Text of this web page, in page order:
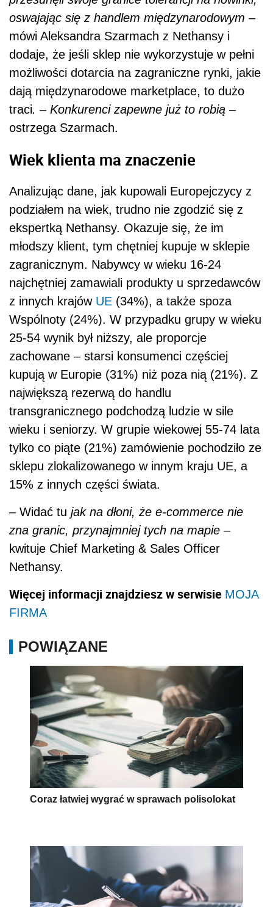
oswajając się z handlem międzynarodowym –
mówi Aleksandra Szarmach z Nethansy i
dodaje, że jeśli sklep nie wykorzystuje w pełni
możliwości dotarcia na zagraniczne rynki, jakie
dają międzynarodowe marketplace, to dużo
traci. – Konkurenci zapewne już to robią –
ostrzega Szarmach.
Wiek klienta ma znaczenie
Analizując dane, jak kupowali Europejczycy z
podziałem na wiek, trudno nie zgodzić się z
ekspertką Nethansy. Okazuje się, że im
młodszy klient, tym chętniej kupuje w sklepie
zagranicznym. Nabywcy w wieku 16-24
najchętniej zamawiali produkty u sprzedawców
z innych krajów UE (34%), a także spoza
Wspólnoty (24%). W przypadku grupy w wieku
25-54 wynik był niższy, ale proporcje
zachowane – starsi konsumenci częściej
kupują w Europie (31%) niż poza nią (21%). Z
największą rezerwą do handlu
transgranicznego podchodzą ludzie w sile
wieku i seniorzy. W grupie wiekowej 55-74 lata
tylko co piąte (21%) zamówienie pochodziło ze
sklepu zlokalizowanego w innym kraju UE, a
15% z innych części świata.
– Widać tu jak na dłoni, że e-commerce nie
zna granic, przynajmniej tych na mapie –
kwituje Chief Marketing & Sales Officer
Nethansy.
Więcej informacji znajdziesz w serwisie MOJA
FIRMA
POWIĄZANE
Coraz łatwiej wygrać w sprawach polisolokat